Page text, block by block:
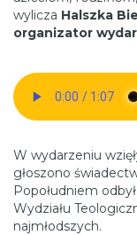
wylicza Halszka
organizator
W wydarzeniu
głoszono
Popołudniem
Wydziału
najmłodszych.